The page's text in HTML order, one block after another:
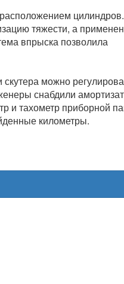
цилиндров.
тяжести, а
впрыска позволила
можно
снабдили
и тахометр приборной
километры.